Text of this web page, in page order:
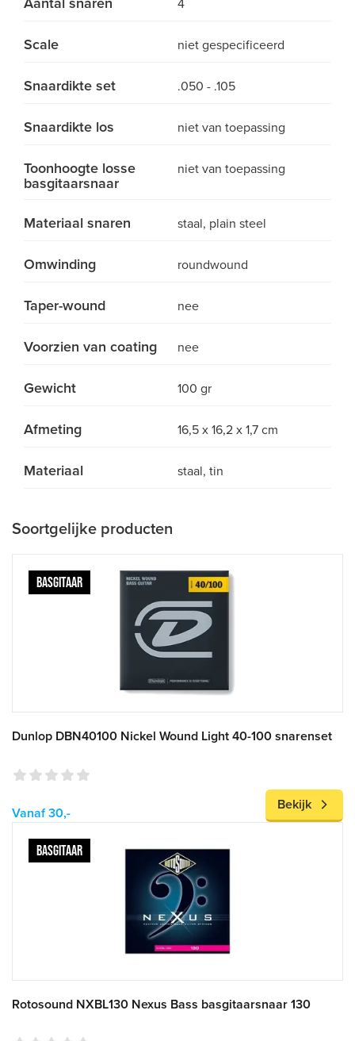
4
Scale niet gespecificeerd
Snaardikte set .050 - .105
Snaardikte los niet van toepassing
Toonhoogte losse
basgitaarsnaar
niet van toepassing
Materiaal snaren staal, plain steel
Omwinding roundwound
Taper-wound nee
Voorzien van coating nee
Gewicht 100 gr
Afmeting 16,5 x 16,2 x 1,7 cm
Materiaal staal, tin
Soortgelijke producten
BASGITAAR
Dunlop DBN40100 Nickel Wound Light 40-100 snarenset
Vanaf 30,-
Bekijk
BASGITAAR
Rotosound NXBL130 Nexus Bass basgitaarsnaar 130